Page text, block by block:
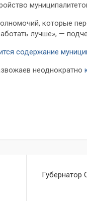
которые
лучше», —
содержание
неоднократно
Губернатор